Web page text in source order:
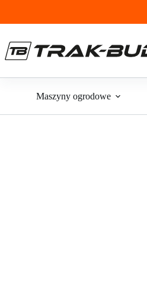
treści
Maszyny ogrodowe